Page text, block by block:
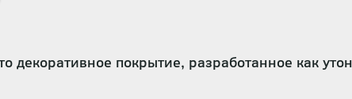
декоративное покрытие, разработанное как